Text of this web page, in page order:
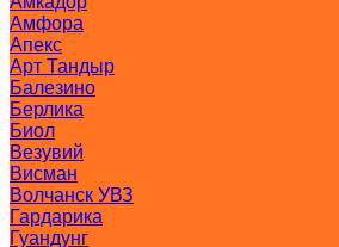
Амфора
Апекс
Арт Тандыр
Балезино
Берлика
Биол
Везувий
Висман
Волчанск УВЗ
Гардарика
Гуандунг